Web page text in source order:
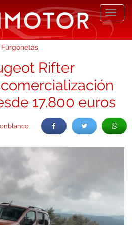
Furgonetas
Rifter
17.800 euros